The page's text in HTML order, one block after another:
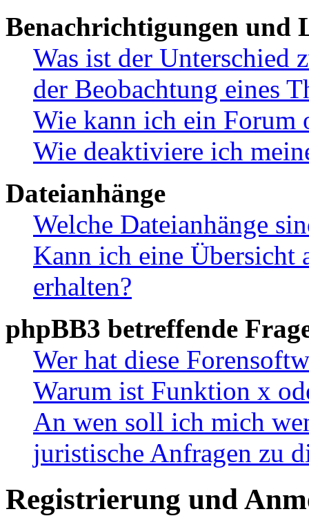
Benachrichtigungen und
Was ist der Unterschied
der Beobachtung eines
Wie kann ich ein Forum
Wie deaktiviere ich
Dateianhänge
Welche Dateianhänge
Kann ich eine Übersicht
erhalten?
phpBB3 betreffende
Wer hat diese
Warum ist Funktion x
An wen soll ich mich
juristische Anfragen zu
Registrierung und